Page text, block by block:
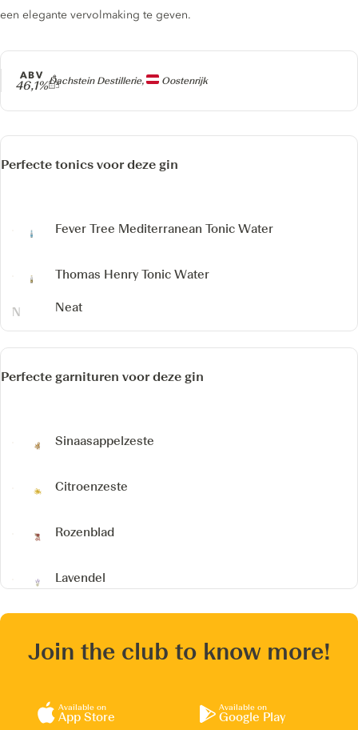
Producer
Dachstein Destillerie, Oostenrijk
ABV
46,1%
een elegante vervolmaking te geven.
Perfecte tonics voor deze gin
Fever Tree Mediterranean Tonic Water
Thomas Henry Tonic Water
Neat
Perfecte garnituren voor deze gin
Sinaasappelzeste
Citroenzeste
Rozenblad
Lavendel
Join the club to know more!
Available on
App Store
Available on
Google Play